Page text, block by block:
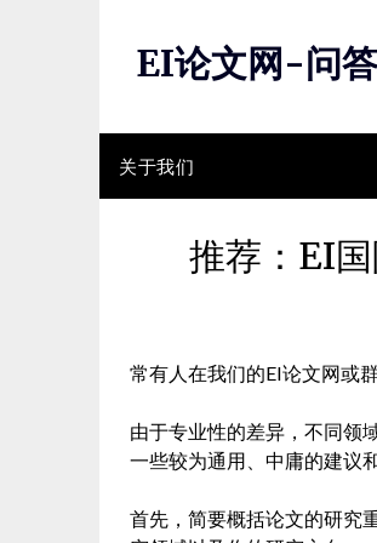
EI论文网-问
关于我们
推荐：EI
常有人在我们的EI论文网或
由于专业性的差异，不同领
一些较为通用、中庸的建议
首先，简要概括论文的研究